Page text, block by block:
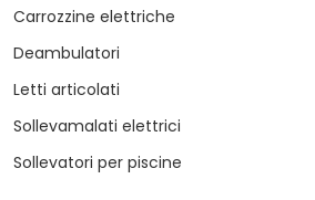
Carrozzine elettriche
Deambulatori
Letti articolati
Sollevamalati elettrici
Sollevatori per piscine